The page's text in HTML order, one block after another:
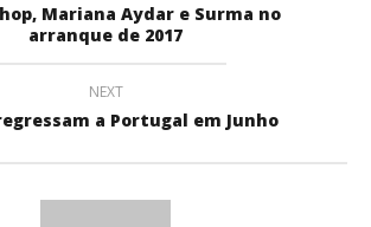
Mariana Aydar e Surma no
arranque de 2017
NEXT
a Portugal em Junho